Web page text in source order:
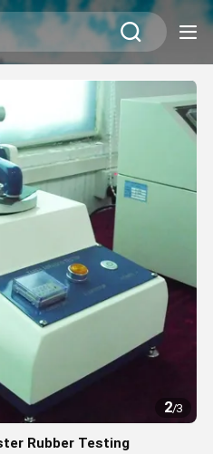
2/3
Rubber Testing